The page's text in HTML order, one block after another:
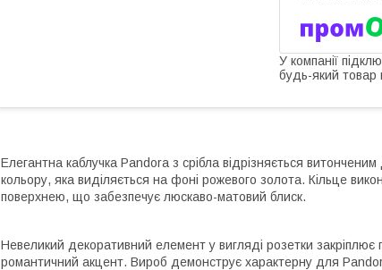
У компанії
будь-який товар
Елегантна каблучка Pandora з срібла відрізняється
кольору, яка виділяється на фоні рожевого золота. Кільце
поверхнею, що забезпечує люскаво-матовий блиск.
Невеликий декоративний елемент у вигляді розетки
романтичний акцент. Вироб демонструє характерну для